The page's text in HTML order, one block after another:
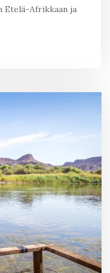
Etelä-Afrikkaan ja